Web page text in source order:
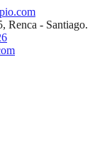
Renca - Santiago.